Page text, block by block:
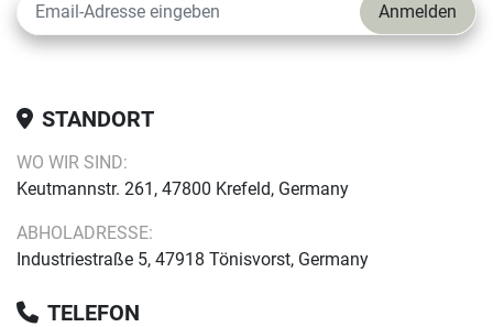
Anmelden
STANDORT
WO WIR SIND:
Keutmannstr. 261, 47800 Krefeld, Germany
ABHOLADRESSE:
Industriestraße 5, 47918 Tönisvorst, Germany
TELEFON